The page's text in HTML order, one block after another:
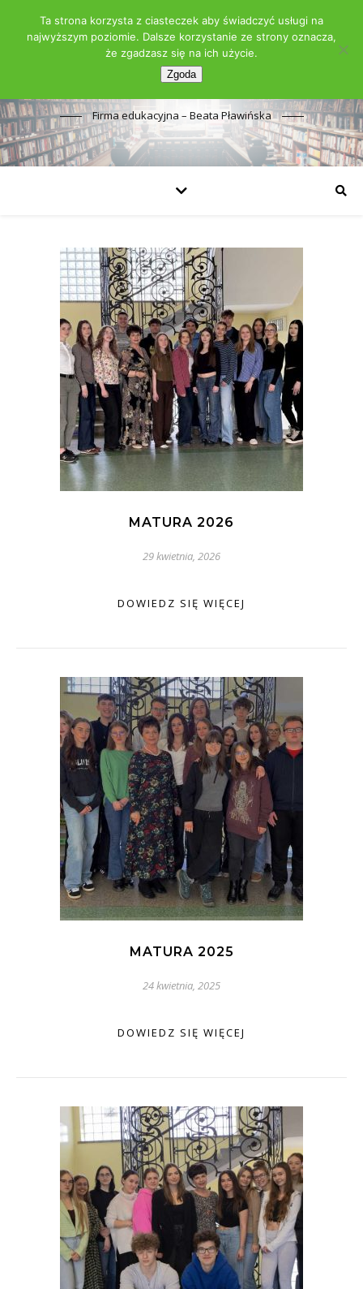
Firma edukacyjna – Beata Pławińska
MATURA 2026
29 kwietnia, 2026
DOWIEDZ SIĘ WIĘCEJ
MATURA 2025
24 kwietnia, 2025
DOWIEDZ SIĘ WIĘCEJ
Ta strona korzysta z ciasteczek aby świadczyć usługi na
najwyższym poziomie. Dalsze korzystanie ze strony oznacza,
że zgadzasz się na ich użycie.
Zgoda